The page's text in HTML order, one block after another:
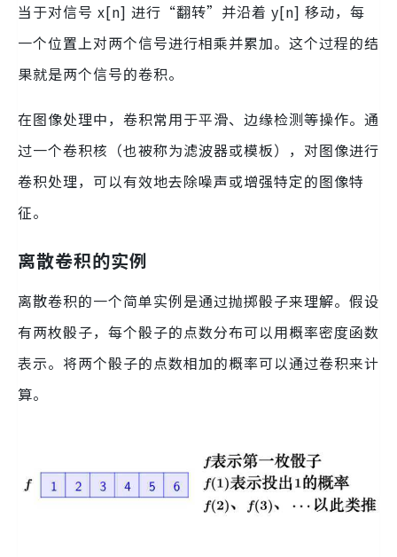
当于对信号 x[n] 进行“翻转”并沿着 y[n] 移动，每
一个位置上对两个信号进行相乘并累加。这个过程的结
果就是两个信号的卷积。
在图像处理中，卷积常用于平滑、边缘检测等操作。通
过一个卷积核（也被称为滤波器或模板），对图像进行
卷积处理，可以有效地去除噪声或增强特定的图像特
征。
离散卷积的实例
离散卷积的一个简单实例是通过抛掷骰子来理解。假设
有两枚骰子，每个骰子的点数分布可以用概率密度函数
表示。将两个骰子的点数相加的概率可以通过卷积来计
算。